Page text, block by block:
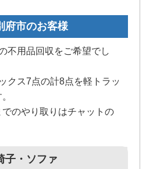
府市のお客様
不用品回収をご希望でし
クス7点の計8点を軽トラッ
のやり取りはチャットの
子・ソファ